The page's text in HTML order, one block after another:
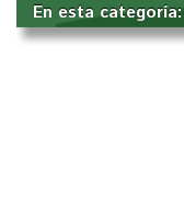
En esta categoría: